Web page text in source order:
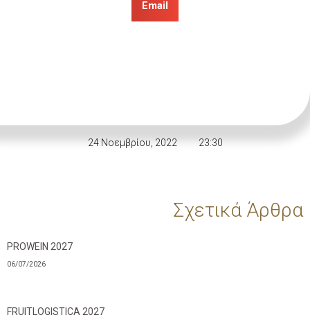
Email
24 Νοεμβρίου, 2022 23:30
Σχετικά Άρθρα
PROWEIN 2027
06/07/2026
FRUITLOGISTICA 2027